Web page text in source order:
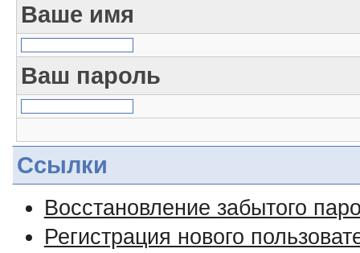
Ваше имя
Ваш пароль
Ссылки
Восстановление забытого
Регистрация нового